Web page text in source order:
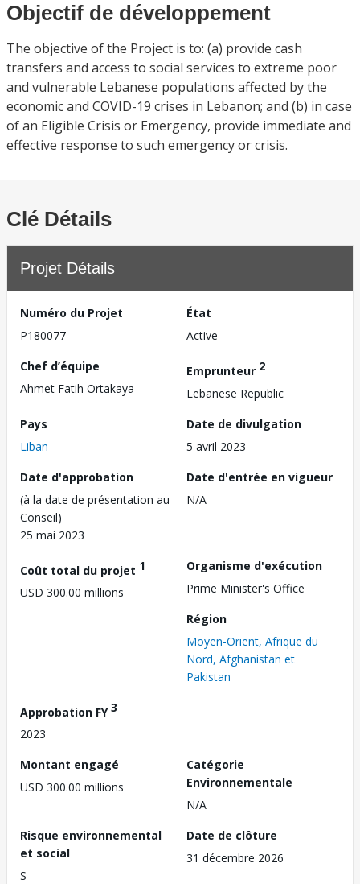
Objectif de développement
The objective of the Project is to: (a) provide cash
transfers and access to social services to extreme poor
and vulnerable Lebanese populations affected by the
economic and COVID-19 crises in Lebanon; and (b) in case
of an Eligible Crisis or Emergency, provide immediate and
effective response to such emergency or crisis.
Clé Détails
Projet Détails
Numéro du Projet
P180077
État
Active
Chef d’équipe
Ahmet Fatih Ortakaya
Emprunteur 2
Lebanese Republic
Pays
Liban
Date de divulgation
5 avril 2023
Date d'approbation
(à la date de présentation au
Conseil)
25 mai 2023
Date d'entrée en vigueur
N/A
Coût total du projet 1
USD 300.00 millions
Organisme d'exécution
Prime Minister's Office
Région
Moyen-Orient, Afrique du
Nord, Afghanistan et
Pakistan
Approbation FY3
2023
Montant engagé
USD 300.00 millions
Catégorie
Environnementale
N/A
Risque environnemental
et social
S
Date de clôture
31 décembre 2026